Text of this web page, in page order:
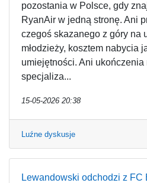
pozostania w Polsce, gdy
RyanAir w jedną stronę. Ani
czegoś skazanego z góry na
młodzieży, kosztem nabycia
umiejętności. Ani ukończenia
specjaliza...
15-05-2026 20:38
Luźne dyskusje
Lewandowski odchodzi z FC